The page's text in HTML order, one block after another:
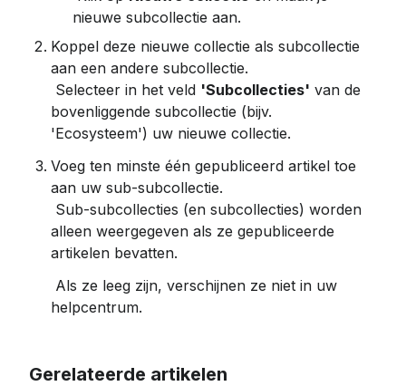
nieuwe subcollectie aan.
Koppel deze nieuwe collectie als subcollectie
aan een andere subcollectie.
Selecteer in het veld 'Subcollecties' van de
bovenliggende subcollectie (bijv.
'Ecosysteem') uw nieuwe collectie.
Voeg ten minste één gepubliceerd artikel toe
aan uw sub-subcollectie.
alleen weergegeven als ze gepubliceerde
artikelen bevatten.
helpcentrum.
Gerelateerde artikelen